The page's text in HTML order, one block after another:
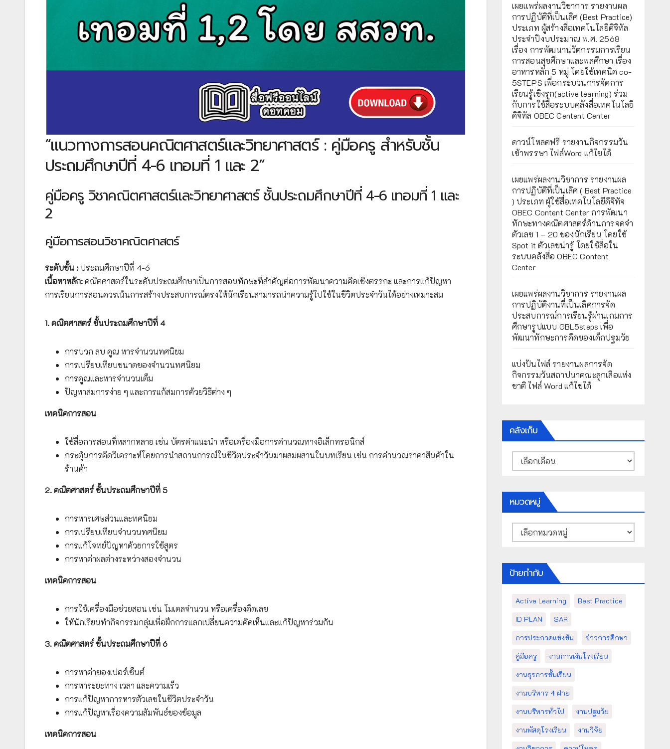
“แนวทางการสอนคณิตศาสตร์และวิทยาศาสตร์ : คู่มือครู สำหรับชั้น
ประถมศึกษาปีที่ 4-6 เทอมที่ 1 และ 2”
คู่มือครู วิชาคณิตศาสตร์และวิทยาศาสตร์ ชั้นประถมศึกษาปีที่ 4-6 เทอมที่ 1 และ
2
คู่มือการสอนวิชาคณิตศาสตร์
ระดับชั้น :ประถมศึกษาปีที่ 4-6
เนื้อหาหลัก:คณิตศาสตร์ในระดับประถมศึกษาเป็นการสอนทักษะที่สำคัญต่อการพัฒนาความคิดเชิงตรรกะ และการแก้ปัญหา
การเรียนการสอนควรเน้นการสร้างประสบการณ์ตรงให้นักเรียนสามารถนำความรู้ไปใช้ในชีวิตประจำวันได้อย่างเหมาะสม
1. คณิตศาสตร์ ชั้นประถมศึกษาปีที่ 4
การบวก ลบ คูณ หารจำนวนทศนิยม
การเปรียบเทียบขนาดของจำนวนทศนิยม
การคูณและหารจำนวนเต็ม
ปัญหาสมการง่าย ๆ และการแก้สมการด้วยวิธีต่าง ๆ
เทคนิคการสอน
ใช้สื่อการสอนที่หลากหลาย เช่น บัตรคำแนะนำ หรือเครื่องมือการคำนวณทางอิเล็กทรอนิกส์
กระตุ้นการคิดวิเคราะห์โดยการนำสถานการณ์ในชีวิตประจำวันมาผสมผสานในบทเรียน เช่น การคำนวณราคาสินค้าใน
ร้านค้า
2. คณิตศาสตร์ ชั้นประถมศึกษาปีที่ 5
การหารเศษส่วนและทศนิยม
การเปรียบเทียบจำนวนทศนิยม
การแก้โจทย์ปัญหาด้วยการใช้สูตร
การหาค่าผลต่างระหว่างสองจำนวน
เทคนิคการสอน
การใช้เครื่องมือช่วยสอน เช่น โมเดลจำนวน หรือเครื่องคิดเลข
ให้นักเรียนทำกิจกรรมกลุ่มเพื่อฝึกการแลกเปลี่ยนความคิดเห็นและแก้ปัญหาร่วมกัน
3. คณิตศาสตร์ ชั้นประถมศึกษาปีที่ 6
การหาค่าของเปอร์เซ็นต์
การหาระยะทาง เวลา และความเร็ว
การแก้ปัญหาการหารตัวเลขในชีวิตประจำวัน
การแก้ปัญหาเรื่องความสัมพันธ์ของข้อมูล
เทคนิคการสอน
เผยเเพร่ผลงานวิชาการ รายงานผล
การปฏิบัติที่เป็นเลิศ (Best Practice)
ประเภท ผู้สร้างสื่อเทคโนโลยีดิจิทัล
ประจำปีงบประมาณ พ.ศ. 2568
เรื่อง การพัฒนานวัตกรรมการเรียน
การสอนสุขศึกษาและพลศึกษา เรื่อง
อาหารหลัก 5 หมู่ โดยใช้เทคนิค co-
5STEPS เพื่อกระบวนการจัดการ
เรียนรู้เชิงรุก(active learning) ร่วม
กับการใช้สื่อระบบคลังสื่อเทคโนโลยี
ดิจิทัล OBEC Centent Center
ดาวน์โหลดฟรี รายงานกิจกรรมวัน
เข้าพรรษา ไฟล์Word แก้ไขได้
เผยแพร่ผลงานวิชาการ รายงานผล
การปฏิบัติที่เป็นเลิศ ( Best Practice
) ประเภท ผู้ใช้สื่อเทคโนโลยีดิจิทัจ
OBEC Content Center การพัฒนา
ทักษะทางคณิตศาสตร์ด้านการจดจำ
ตัวเลข 1 – 20 ของนักเรียน โดยใช้
Spot it ตัวเลขน่ารู้ โดยใช้สื่อใน
ระบบคลังสื่อ OBEC Content
Center
เผยแพร่ผลงานวิชาการ รายงานผล
การปฏิบัติงานที่เป็นเลิศการจัด
ประสบการณ์การเรียนรู้ผ่านเกมการ
ศึกษารูปแบบ GBL5steps เพื่อ
พัฒนาทักษะการคิดของเด็กปฐมวัย
แบ่งปันไฟล์ รายงานผลการจัด
กิจกรรมวันสถาปนาคณะลูกเสือแห่ง
ชาติ ไฟล์ Word แก้ไขได้
คลังเก็บ
คลัง
เก็บ
หมวดหมู่
หมวด
หมู่
ป้ายกำกับ
Active Learning
Best Practice
ID PLAN
SAR
การประกวดแข่งขัน
ข่าวการศึกษา
คู่มือครู
งานการเงินโรงเรียน
งานธุรการชั้นเรียน
งานบริหาร 4 ฝ่าย
งานบริหารทั่วไป
งานปฐมวัย
งานพัสดุโรงเรียน
งานวิจัย